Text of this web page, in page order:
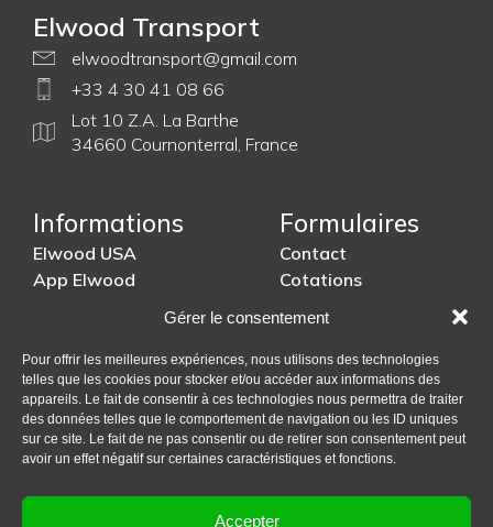
Gérer le consentement
Pour offrir les meilleures expériences, nous utilisons des technologies
telles que les cookies pour stocker et/ou accéder aux informations des
appareils. Le fait de consentir à ces technologies nous permettra de traiter
des données telles que le comportement de navigation ou les ID uniques
sur ce site. Le fait de ne pas consentir ou de retirer son consentement peut
avoir un effet négatif sur certaines caractéristiques et fonctions.
Accepter
Elwood Transport
elwoodtransport@gmail.com
+33 4 30 41 08 66
Lot 10 Z.A. La Barthe
34660 Cournonterral, France
Informations
Elwood USA
App Elwood
Process expédition
Roadmap
Formulaires
Contact
Cotations
Légal
Conditions générales